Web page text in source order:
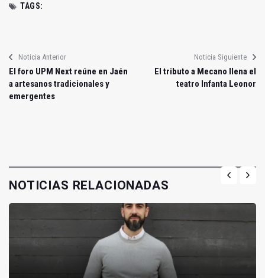
TAGS:
Noticia Anterior
El foro UPM Next reúne en Jaén
a artesanos tradicionales y
emergentes
Noticia Siguiente
El tributo a Mecano llena el
teatro Infanta Leonor
NOTICIAS RELACIONADAS